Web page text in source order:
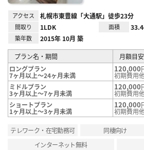
アクセス 札幌市東豊線「大通駅」徒歩23分
間取り 1LDK 面積
築年数 2015年 10月 築
プラン名・期間
月額目安
ロングプラン
7ヶ月以上～24ヶ月未満
120,000
初期費用
ミドルプラン
3ヶ月以上～7ヶ月未満
120,000
初期費用
ショートプラン
1ヶ月以上～3ヶ月未満
120,000
初期費用
テレワーク・在宅勤務可 同棲向け
インターネット無料